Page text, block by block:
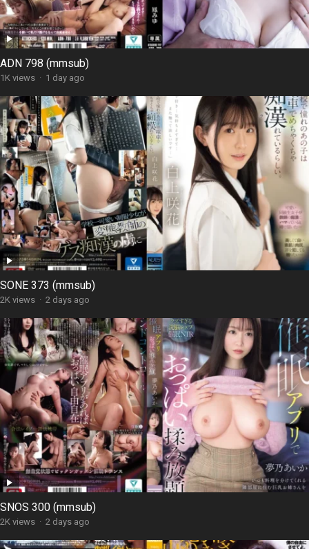
ADN 798 (mmsub)
1K views · 1 day ago
SONE 373 (mmsub)
2K views · 2 days ago
SNOS 300 (mmsub)
2K views · 2 days ago